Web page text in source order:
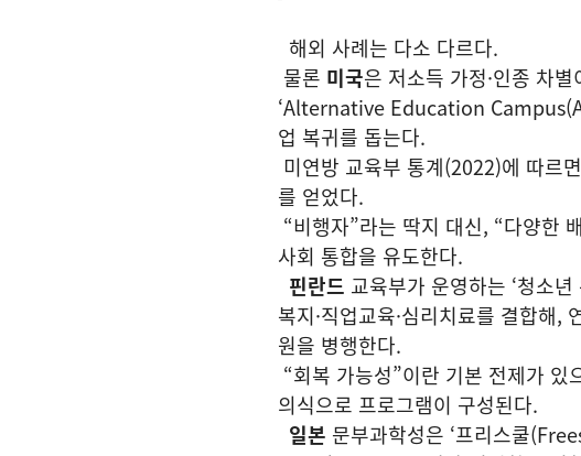
해외 사례는 다소 다르다.
물론 미국은 저소득 가정·인종 차
‘Alternative Education
업 복귀를 돕는다.
미연방 교육부 통계(2022)에 따르
를 얻었다.
“비행자”라는 딱지 대신, “다양한
사회 통합을 유도한다.
핀란드 교육부가 운영하는 ‘청소
복지·직업교육·심리치료를 결합해
원을 병행한다.
“회복 가능성”이란 기본 전제가
의식으로 프로그램이 구성된다.
일본 문부과학성은 ‘프리스쿨